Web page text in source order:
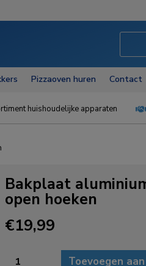
Pizzaoven huren Contact
huishoudelijke apparaten 
Bakplaat
open hoeken
€19,99
Toevoegen